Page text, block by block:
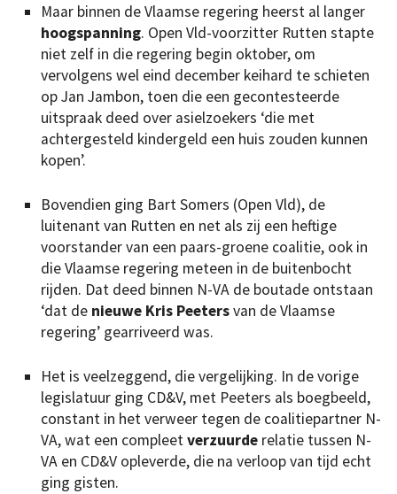
Maar binnen de Vlaamse regering heerst al langer
hoogspanning. Open Vld-voorzitter Rutten stapte
niet zelf in die regering begin oktober, om
vervolgens wel eind december keihard te schieten
op Jan Jambon, toen die een gecontesteerde
uitspraak deed over asielzoekers ‘die met
achtergesteld kindergeld een huis zouden kunnen
kopen’.
Bovendien ging Bart Somers (Open Vld), de
luitenant van Rutten en net als zij een heftige
voorstander van een paars-groene coalitie, ook in
die Vlaamse regering meteen in de buitenbocht
rijden. Dat deed binnen N-VA de boutade ontstaan
‘dat de nieuwe Kris Peetersvan de Vlaamse
regering’ gearriveerd was.
Het is veelzeggend, die vergelijking. In de vorige
legislatuur ging CD&V, met Peeters als boegbeeld,
constant in het verweer tegen de coalitiepartner N-
VA, wat een compleetverzuurde relatie tussen N-
VA en CD&V opleverde, die na verloop van tijd echt
ging gisten.